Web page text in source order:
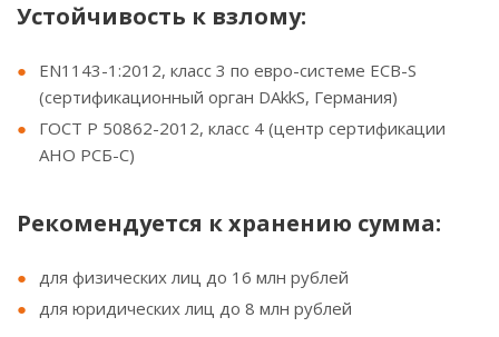
Устойчивость к взлому:
EN1143-1:2012, класс 3 по евро-системе ECB-S
(сертификационный орган DAkkS, Германия)
ГОСТ Р 50862-2012, класс 4 (центр сертификации
АНО РСБ-С)
Рекомендуется к хранению сумма:
для физических лиц до 16 млн рублей
для юридических лиц до 8 млн рублей